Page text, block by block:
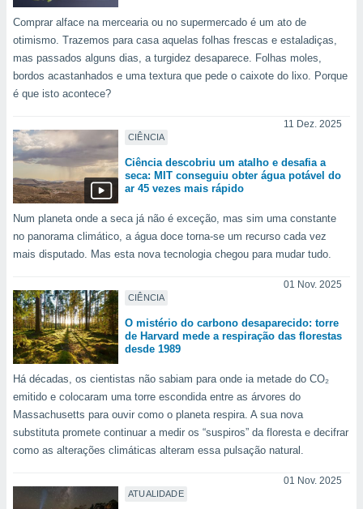
dados
estudos
de
1199
Comprar alface na mercearia ou no supermercado é um ato de
otimismo. Trazemos para casa aquelas folhas frescas e estaladiças,
mas passados alguns dias, a turgidez desaparece. Folhas moles,
bordos acastanhados e uma textura que pede o caixote do lixo. Porque
é que isto acontece?
CIÊNCIA
11 Dez. 2025
Ciência descobriu um atalho e desafia a
seca: MIT conseguiu obter água potável do
ar 45 vezes mais rápido
Num planeta onde a seca já não é exceção, mas sim uma constante
no panorama climático, a água doce torna-se um recurso cada vez
mais disputado. Mas esta nova tecnologia chegou para mudar tudo.
CIÊNCIA
01 Nov. 2025
O mistério do carbono desaparecido: torre
de Harvard mede a respiração das florestas
desde 1989
Há décadas, os cientistas não sabiam para onde ia metade do CO₂
emitido e colocaram uma torre escondida entre as árvores do
Massachusetts para ouvir como o planeta respira. A sua nova
substituta promete continuar a medir os “suspiros” da floresta e decifrar
como as alterações climáticas alteram essa pulsação natural.
ATUALIDADE
01 Nov. 2025